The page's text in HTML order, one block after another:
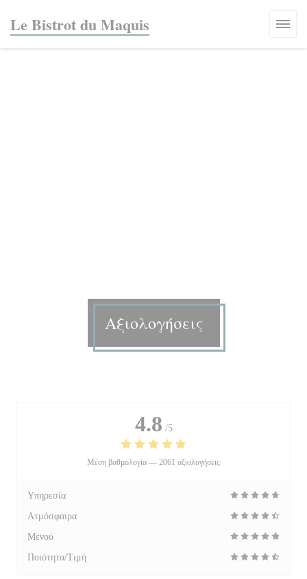
Le Bistrot du Maquis
Αξιολογήσεις
4.8 /5
Μέση βαθμολογία — 2061 αξιολογήσεις
Υπηρεσία
Ατμόσφαιρα
Μενού
Ποιότητα/Τιμή